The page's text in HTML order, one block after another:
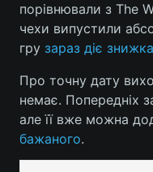
порівнювали з The
чехи випустили
гру зараз діє
Про точну дату
немає. Попередніх
але її вже можна
бажаного.